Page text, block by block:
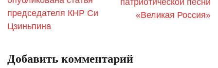
председателя КНР Си
Цзиньпина
«Великая Россия»
Добавить комментарий